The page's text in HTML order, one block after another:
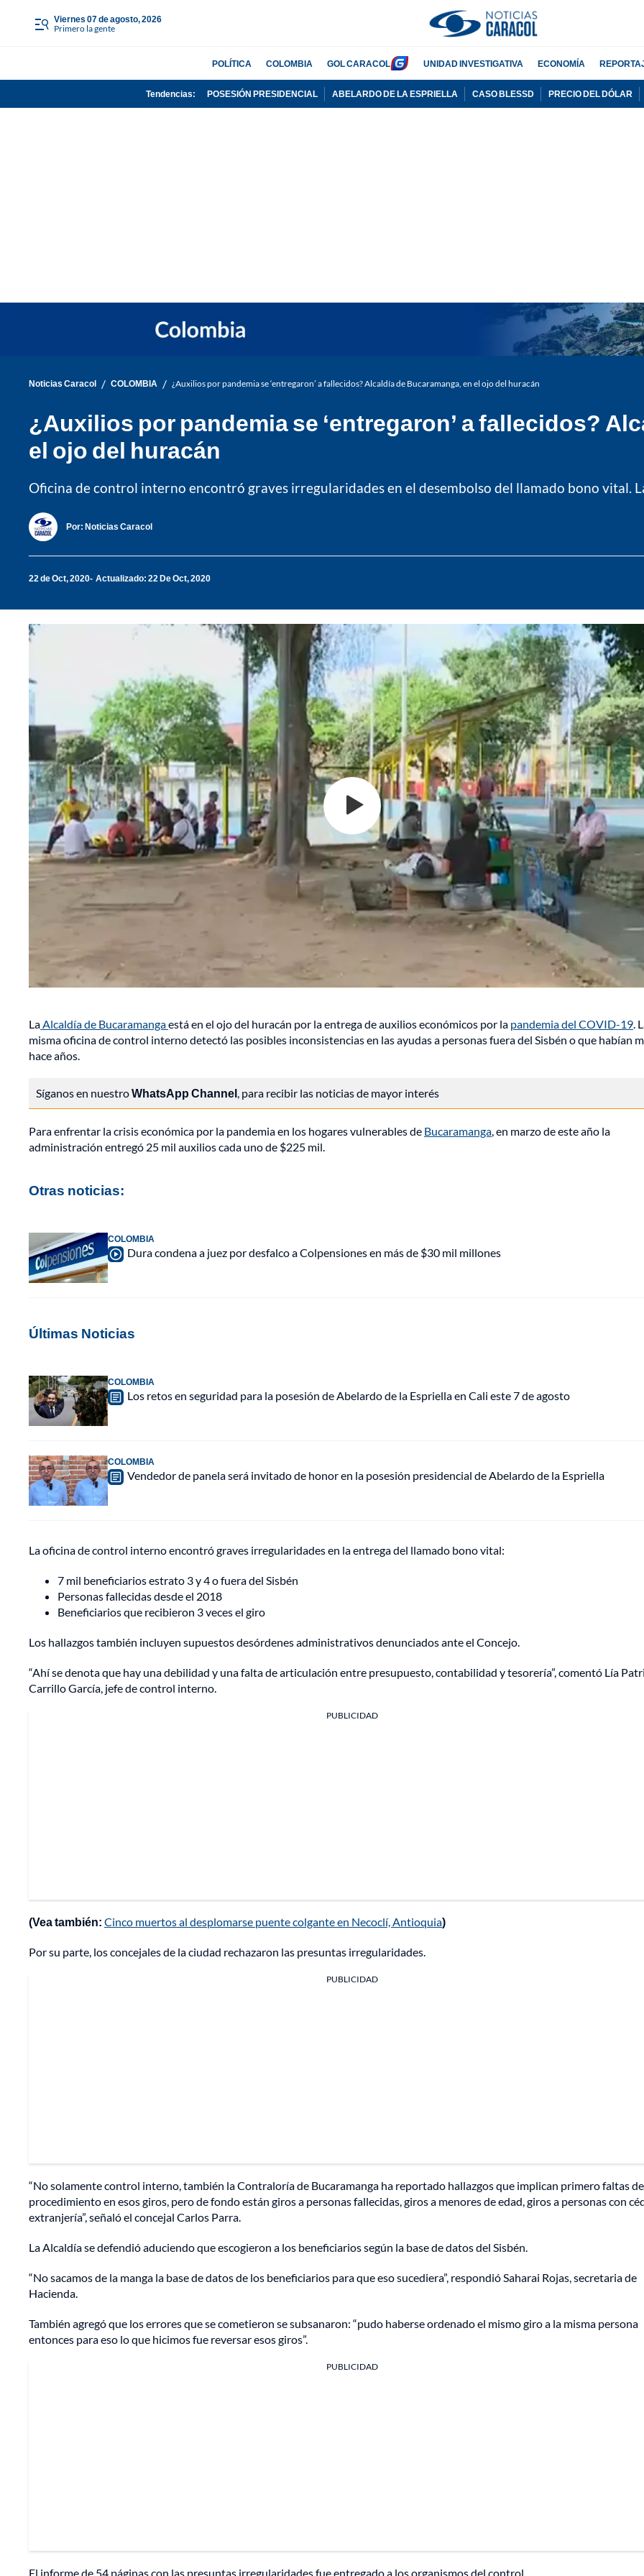
viernes 07 de agosto, 2026
Primero la gente
POLÍTICA COLOMBIA GOL CARACOL UNIDAD INVESTIGATIVA ECONOMÍA
Tendencias: POSESIÓN PRESIDENCIAL ABELARDO DE LA ESPRIELLA CASO BLESSD PRECIO DEL DÓLAR
Noticias Caracol / COLOMBIA / ¿Auxilios por pandemia se ‘entregaron’ a fallecidos? Alcaldía de Bucaramanga, en el ojo del huracán
¿Auxilios por pandemia se ‘entregaron’ a fallecidos?
el ojo del huracán
Oficina de control interno encontró graves irregularidades en el desembolso del llamado bono vital.
Por: Noticias Caracol
22 de Oct, 2020 Actualizado: 22 De Oct, 2020
LaAlcaldía de Bucaramangaestá en el ojo del huracán por la entrega de auxilios económicos por la pandemia del COVID-19.
misma oficina de control interno detectó las posibles inconsistencias en las ayudas a personas fuera del Sisbén o que habían
hace años.
Síganos en nuestroWhatsApp Channel, para recibir las noticias de mayor interés
Para enfrentar la crisis económica por la pandemia en los hogares vulnerables de Bucaramanga, en marzo de este año la
administración entregó 25 mil auxilios cada uno de $225 mil.
Otras noticias:
COLOMBIA
Dura condena a juez por desfalco a Colpensiones en más de $30 mil millones
Últimas Noticias
COLOMBIA
Los retos en seguridad para la posesión de Abelardo de la Espriella en Cali este 7 de agosto
COLOMBIA
Vendedor de panela será invitado de honor en la posesión presidencial de Abelardo de la Espriella
La oficina de control interno encontró graves irregularidades en la entrega del llamado bono vital:
7 mil beneficiarios estrato 3 y 4 o fuera del Sisbén
Personas fallecidas desde el 2018
Beneficiarios que recibieron 3 veces el giro
Los hallazgos también incluyen supuestos desórdenes administrativos denunciados ante el Concejo.
“Ahí se denota que hay una debilidad y una falta de articulación entre presupuesto, contabilidad y tesorería”, comentó Lía
Carrillo García, jefe de control interno.
PUBLICIDAD
(Vea también: Cinco muertos al desplomarse puente colgante en Necoclí, Antioquia)
Por su parte, los concejales de la ciudad rechazaron las presuntas irregularidades.
PUBLICIDAD
“No solamente control interno, también la Contraloría de Bucaramanga ha reportado hallazgos que implican primero faltas de
procedimiento en esos giros, pero de fondo están giros a personas fallecidas, giros a menores de edad, giros a personas con
extranjería”, señaló el concejal Carlos Parra.
La Alcaldía se defendió aduciendo que escogieron a los beneficiarios según la base de datos del Sisbén.
“No sacamos de la manga la base de datos de los beneficiarios para que eso sucediera”, respondió Saharai Rojas, secretaria de
Hacienda.
También agregó que los errores que se cometieron se subsanaron: “pudo haberse ordenado el mismo giro a la misma persona
entonces para eso lo que hicimos fue reversar esos giros”.
PUBLICIDAD
El informe de 54 páginas con las presuntas irregularidades fue entregado a los organismos del control.